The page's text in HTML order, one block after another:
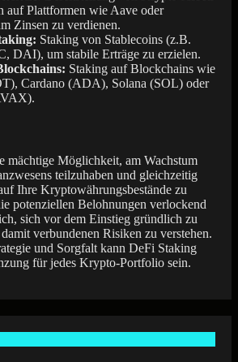
auf Plattformen wie Aave oder
Zinsen zu verdienen.
Staking von Stablecoins (z.B.
DAI), um stabile Erträge zu erzielen.
Staking auf Blockchains wie
Cardano (ADA), Solana (SOL) oder
mächtige Möglichkeit, am Wachstum
teilzuhaben und gleichzeitig
Ihre Kryptowährungsbestände zu
potenziellen Belohnungen verlockend
sich vor dem Einstieg gründlich zu
verbundenen Risiken zu verstehen.
und Sorgfalt kann DeFi Staking
für jedes Krypto-Portfolio sein.